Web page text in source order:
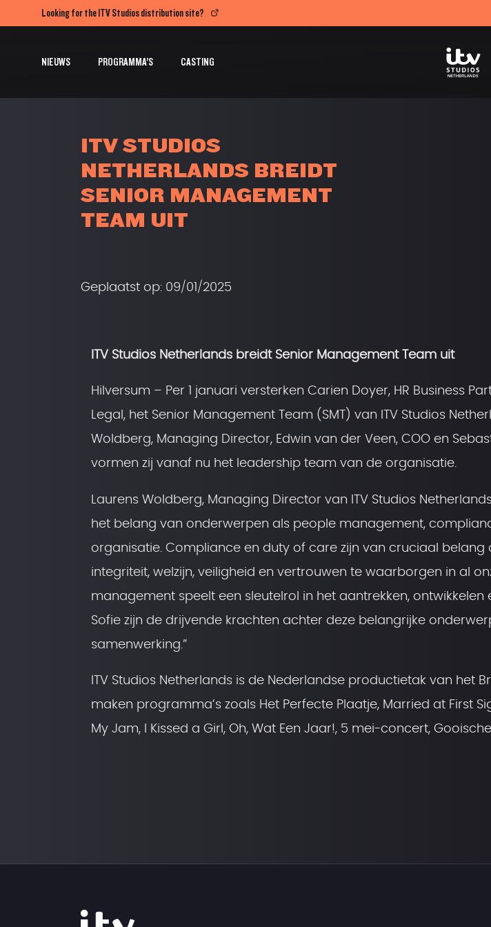
Looking for the ITV Studios distribution site?
NIEUWS PROGRAMMA’S CASTING
ITV STUDIOS
NETHERLANDS BREIDT
SENIOR MANAGEMENT
TEAM UIT
Geplaatst op: 09/01/2025
ITV Studios Netherlands breidt Senior Management Team uit
Hilversum – Per 1 januari versterken Carien Doyer, HR Business
Legal, het Senior Management Team (SMT) van ITV Studios
Woldberg, Managing Director, Edwin van der Veen, COO en
vormen zij vanaf nu het leadership team van de organisatie.
Laurens Woldberg, Managing Director van ITV Studios
het belang van onderwerpen als people management,
organisatie. Compliance en duty of care zijn van cruciaal
integriteit, welzijn, veiligheid en vertrouwen te waarborgen in al
management speelt een sleutelrol in het aantrekken,
Sofie zijn de drijvende krachten achter deze belangrijke
samenwerking.”
ITV Studios Netherlands is de Nederlandse productietak van het
maken programma’s zoals Het Perfecte Plaatje, Married at First
My Jam, I Kissed a Girl, Oh, Wat Een Jaar!, 5 mei-concert,